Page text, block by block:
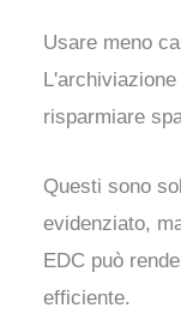
Usare meno
risparmiare
Questi sono
evidenziato,
EDC può
efficiente.